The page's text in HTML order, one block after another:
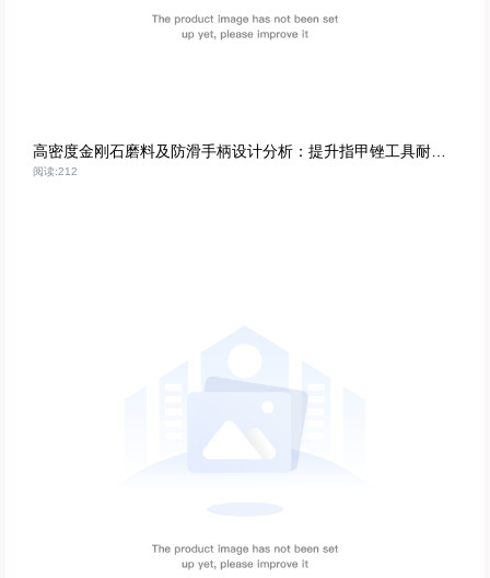
高密度金刚石磨料及防滑手柄设计分析：提升指甲锉工具耐用性的关键技术
阅读:212